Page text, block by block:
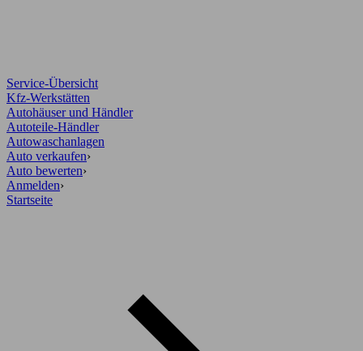
Service-Übersicht
Kfz-Werkstätten
Autohäuser und Händler
Autoteile-Händler
Autowaschanlagen
Auto verkaufen›
Auto bewerten›
Anmelden›
Startseite